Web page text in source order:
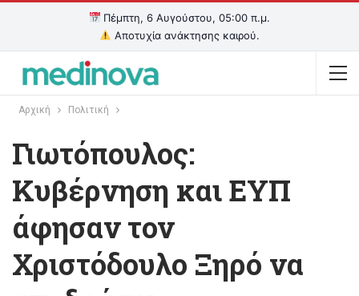
Πέμπτη, 6 Αυγούστου, 05:00 π.μ.
Αποτυχία ανάκτησης καιρού.
Αρχική Πολιτική
Γιωτόπουλος:
Κυβέρνηση και ΕΥΠ
άφησαν τον
Χριστόδουλο Ξηρό να